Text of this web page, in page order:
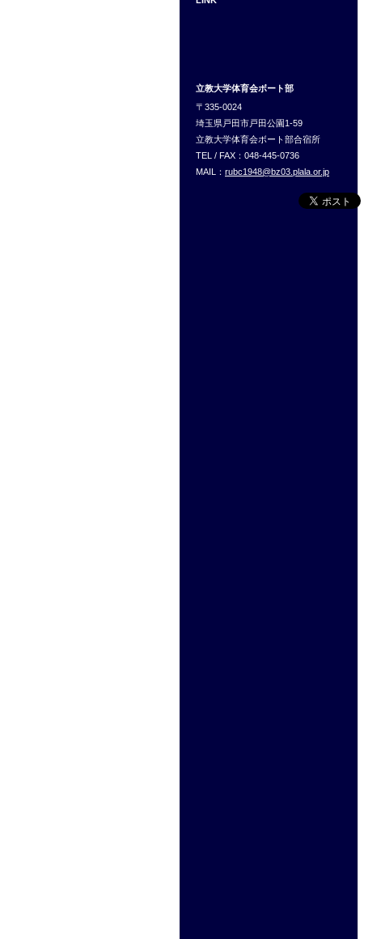
立教大学体育会ボート部
〒335-0024
埼玉県戸田市戸田公園1-59
立教大学体育会ボート部合宿所
TEL / FAX：048-445-0736
MAIL： rubc1948@bz03.plala.or.jp